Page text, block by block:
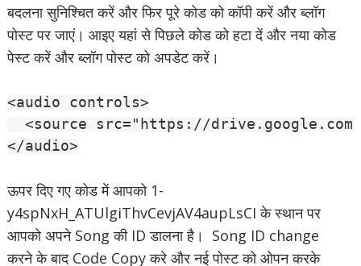
बदलना सुनिश्चित करें और फिर पूरे कोड को कॉपी करें और ब्लॉग
पोस्ट पर जाएं। आइए यहां से पिछले कोड को हटा दें और नया कोड
पेस्ट करें और ब्लॉग पोस्ट को अपडेट करें।
<audio controls>
<source src="https://
</audio>
ऊपर दिए गए कोड में आपको 1-
y4spNxH_ATUlgiThvCevjAV4aupLsCI के स्थान पर
आपको अपने Song की ID डालना है। Song ID change
करने के बाद Code Copy करे और नई पोस्ट को ओपन करके